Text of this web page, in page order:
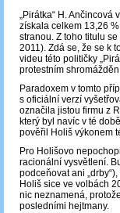
„Pirátka“ H.
získala celkem 13,26
stranou. Z toho titulu
2011). Zdá se, že se k
videu této političky
protestním
Paradoxem v tomto
s oficiální verzí
označila jistou firmu z
který byl navíc v té
pověřil Holiš výkonem
Pro Holišovo
racionální vysvětlení.
podceňovat ani
Holiš sice ve volbách
nic neznamená,
posledními hejtmany.